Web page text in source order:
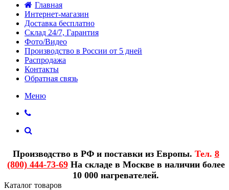
Главная
Интернет-магазин
Доставка бесплатно
Склад 24/7, Гарантия
Фото/Видео
Производство в России от 5 дней
Распродажа
Контакты
Обратная связь
Меню
Производство в РФ и поставки из Европы. Тел. 8
(800) 444-73-69На складе в Москве в наличии более
10 000 нагревателей.
Каталог товаров